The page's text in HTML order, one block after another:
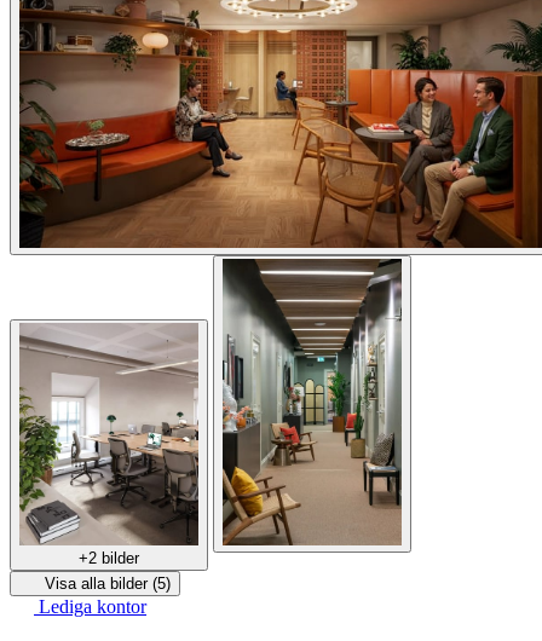
+2 bilder
Visa alla bilder (5)
Lediga kontor